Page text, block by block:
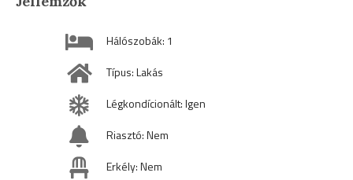
Hálószobák: 1
Típus: Lakás
Légkondícionált: Igen
Riasztó: Nem
Erkély: Nem